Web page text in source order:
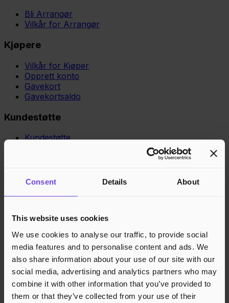
Consent Details About
This website uses cookies
We use cookies to analyse our traffic, to provide social
media features and to personalise content and ads. We
also share information about your use of our site with our
social media, advertising and analytics partners who may
combine it with other information that you’ve provided to
them or that they’ve collected from your use of their
Bli Arrangør
Vilkår for Arrangør
Kjøpere
Vilkår for Kjøper
Opprett konto
Gavekort
Gavekortsaldo
Kundestøtte
Kundestøtte
Cookies
Region Norge Danmark Sverige
Godkjente betalingsmetoder
Rask og sikker betalingsbehandling